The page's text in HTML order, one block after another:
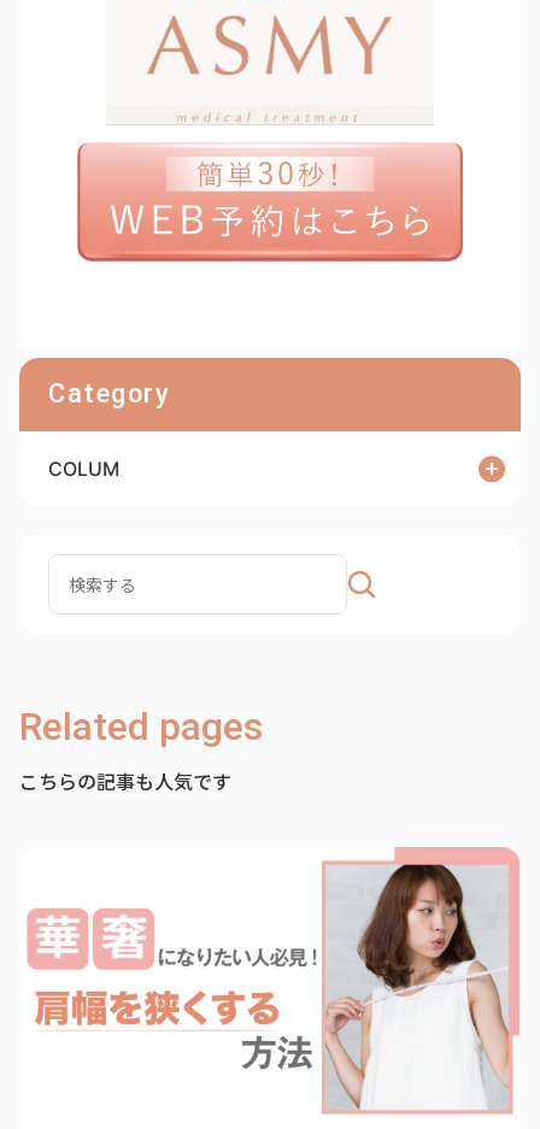
Category
COLUM
Related pages
こちらの記事も人気です